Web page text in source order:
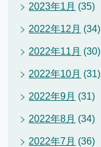
2023年1月 (35)
2022年12月 (34)
2022年11月 (30)
2022年10月 (31)
2022年9月 (31)
2022年8月 (34)
2022年7月 (36)